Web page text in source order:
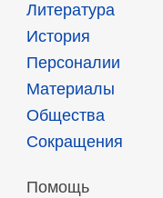
Литература
История
Персоналии
Материалы
Общества
Сокращения
Помощь